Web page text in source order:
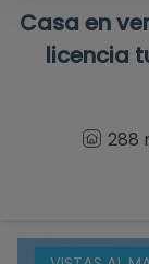
Casa en
licencia
288